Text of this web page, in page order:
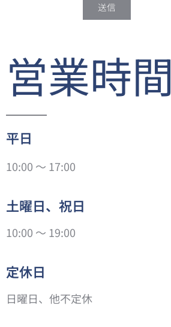
送信
営業時間
平日
10:00 ～ 17:00
土曜日、祝日
10:00 ～ 19:00
定休日
日曜日、他不定休